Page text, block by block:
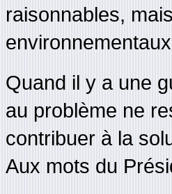
raisonnables,
Quand il y a une
au problème ne
contribuer à la
Aux mots du